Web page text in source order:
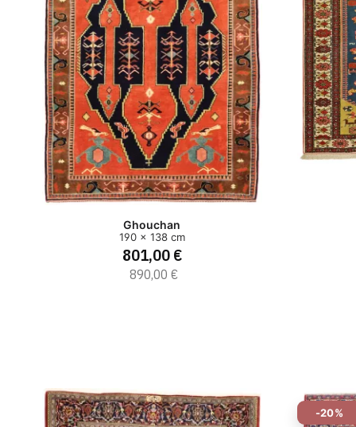
Ghouchan
190 x 138 cm
801,00 €
890,00 €
-20%